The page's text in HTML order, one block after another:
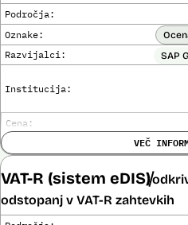
Področja:
Oznake:
Razvijalci: SAP
Institucija:
Cena:
licence:
opravljena:
Analiza učinka na osebne
Posodobljeno: 3. december 2024
VEČ
VAT-R (sistem eDIS)
odstopanj v VAT-R zahtevkih